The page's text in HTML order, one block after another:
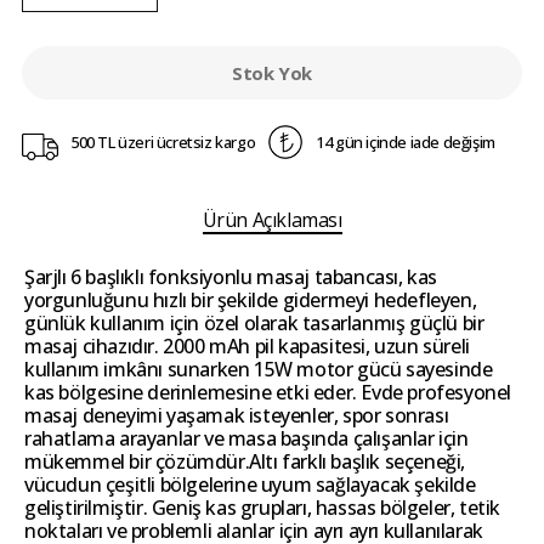
Stok Yok
500 TL üzeri ücretsiz kargo 14 gün içinde iade değişim
Ürün Açıklaması
Şarjlı 6 başlıklı fonksiyonlu masaj tabancası, kas
yorgunluğunu hızlı bir şekilde gidermeyi hedefleyen,
günlük kullanım için özel olarak tasarlanmış güçlü bir
masaj cihazıdır. 2000 mAh pil kapasitesi, uzun süreli
kullanım imkânı sunarken 15W motor gücü sayesinde
kas bölgesine derinlemesine etki eder. Evde profesyonel
masaj deneyimi yaşamak isteyenler, spor sonrası
rahatlama arayanlar ve masa başında çalışanlar için
mükemmel bir çözümdür.Altı farklı başlık seçeneği,
vücudun çeşitli bölgelerine uyum sağlayacak şekilde
geliştirilmiştir. Geniş kas grupları, hassas bölgeler, tetik
noktaları ve problemli alanlar için ayrı ayrı kullanılarak